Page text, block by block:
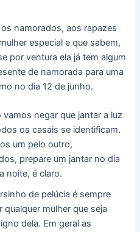
namorados, aos rapazes
especial e que sabem,
por ventura ela já tem algum
de namorada para uma
no dia 12 de junho.
vamos negar que jantar a luz
os casais se identificam.
um pelo outro,
prepare um jantar no dia
noite, é claro.
de pelúcia é sempre
mulher que seja
dela. Em geral as